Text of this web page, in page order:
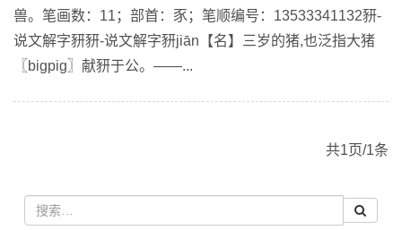
兽。笔画数：11；部首：豕；笔顺编号：13533341132豜-
说文解字豜豜-说文解字豜jiān【名】三岁的猪,也泛指大猪
〖bigpig〗献豜于公。——...
共1页/1条